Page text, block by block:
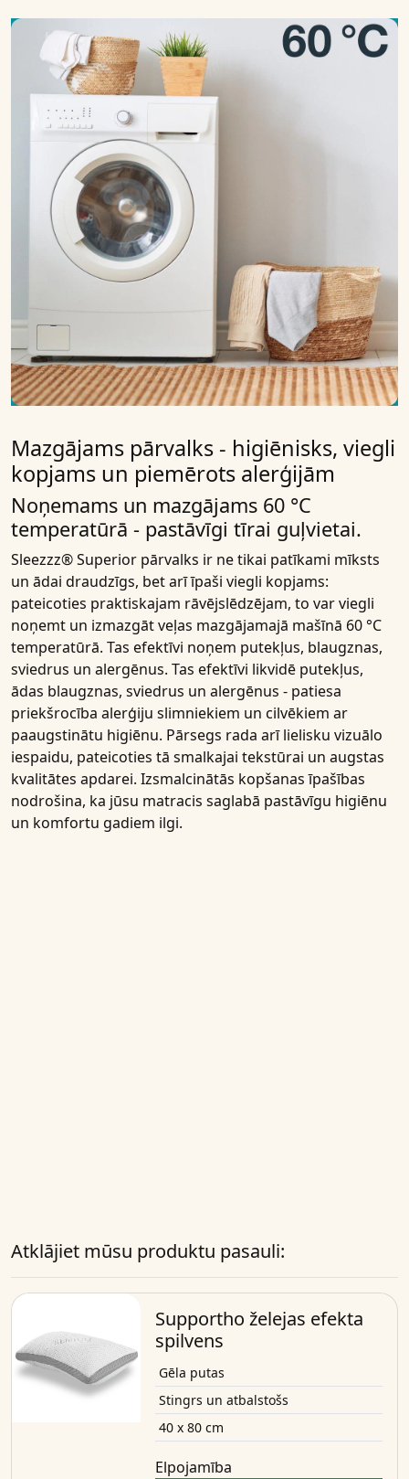
Mazgājams pārvalks - higiēnisks, viegli
kopjams un piemērots alerģijām
Noņemams un mazgājams 60 °C
temperatūrā - pastāvīgi tīrai guļvietai.
Sleezzz® Superior pārvalks ir ne tikai patīkami mīksts
un ādai draudzīgs, bet arī īpaši viegli kopjams:
pateicoties praktiskajam rāvējslēdzējam, to var viegli
noņemt un izmazgāt veļas mazgājamajā mašīnā 60 °C
temperatūrā. Tas efektīvi noņem putekļus, blaugznas,
sviedrus un alergēnus. Tas efektīvi likvidē putekļus,
ādas blaugznas, sviedrus un alergēnus - patiesa
priekšrocība alerģiju slimniekiem un cilvēkiem ar
paaugstinātu higiēnu. Pārsegs rada arī lielisku vizuālo
iespaidu, pateicoties tā smalkajai tekstūrai un augstas
kvalitātes apdarei. Izsmalcinātās kopšanas īpašības
nodrošina, ka jūsu matracis saglabā pastāvīgu higiēnu
un komfortu gadiem ilgi.
Atklājiet mūsu produktu pasauli:
Supportho želejas efekta
spilvens
Gēla putas
Stingrs un atbalstošs
40 x 80 cm
Elpojamība